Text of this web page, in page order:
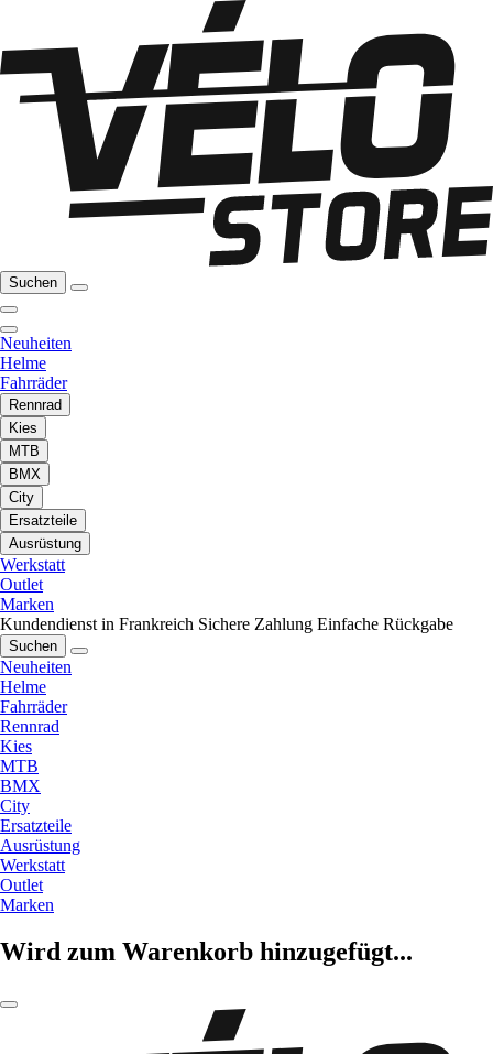
Suchen
Neuheiten
Helme
Fahrräder
Rennrad
Kies
MTB
BMX
City
Ersatzteile
Ausrüstung
Werkstatt
Outlet
Marken
Kundendienst in Frankreich Sichere Zahlung Einfache Rückgabe
Suchen
Neuheiten
Helme
Fahrräder
Rennrad
Kies
MTB
BMX
City
Ersatzteile
Ausrüstung
Werkstatt
Outlet
Marken
Wird zum Warenkorb hinzugefügt...